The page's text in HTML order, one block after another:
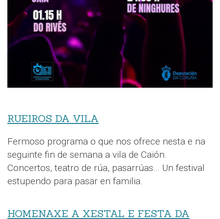
RUEIROS DA VILA
Fermoso programa o que nos ofrece nesta e na
seguinte fin de semana a vila de Caión.
Concertos, teatro de rúa, pasarrúas… Un festival
estupendo para pasar en familia.
HOMENAXE A XESTAL E FESTA DA